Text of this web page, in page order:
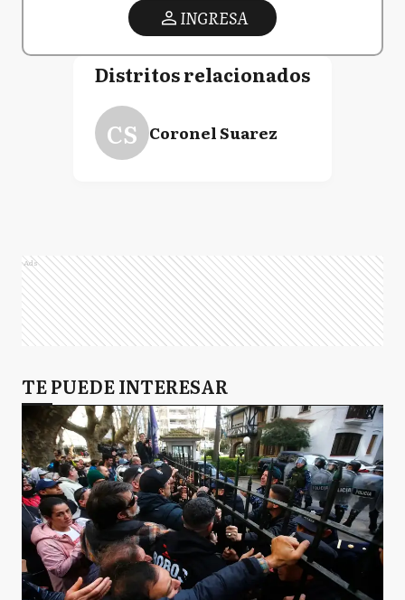
INGRESA
Distritos relacionados
CS Coronel Suarez
Ads
TE PUEDE INTERESAR